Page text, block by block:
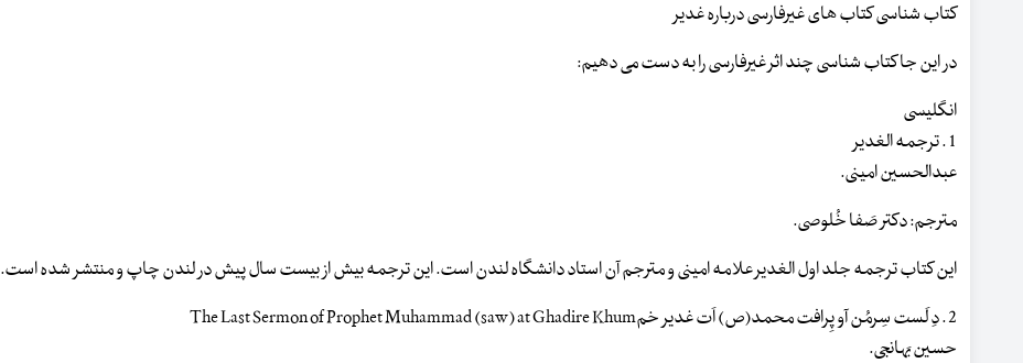
کتاب شناسی کتاب های غیرفارسی درباره غدیر
در این جا کتاب شناسی چند اثر غیرفارسی را به دست می دهیم:
انگلیسی
1 . ترجمه الغدیر
عبدالحسین امینی.
مترجم: دکتر صَفا خُلوصی.
این کتاب ترجمه جلد اول الغدیر علامه امینی و مترجم آن استاد دانشگاه لندن است. این ترجمه بیش از بیست سال پیش در لندن چاپ و منتشر شده است.
2 . دِ لَست سِرمُن آو پِرافت محمد(ص) اَت غدیر خمThe Last Sermon of Prophet Muhammad (saw) at Ghadire Khum
حسین بَهانجی.